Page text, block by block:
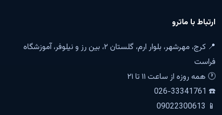
ارتباط با ماترو
📍 کرج، مهرشهر، بلوار ارم، گلستان ۲، بین رز و نیلوفر، آموزشگاه
فراست
🕐 همه روزه از ساعت ۱۱ تا ۲۱
☎️ 026-33341761
📱 09022300613